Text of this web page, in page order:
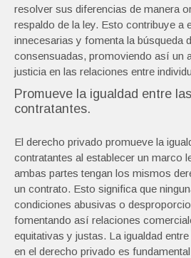
resolver sus diferencias de manera
respaldo de la ley. Esto contribuye a
innecesarias y fomenta la búsqueda
consensuadas, promoviendo así un
justicia en las relaciones entre
Promueve la igualdad entre
contratantes.
El derecho privado promueve la
contratantes al establecer un marco
ambas partes tengan los mismos
un contrato. Esto significa que
condiciones abusivas o
fomentando así relaciones
equitativas y justas. La igualdad
en el derecho privado es